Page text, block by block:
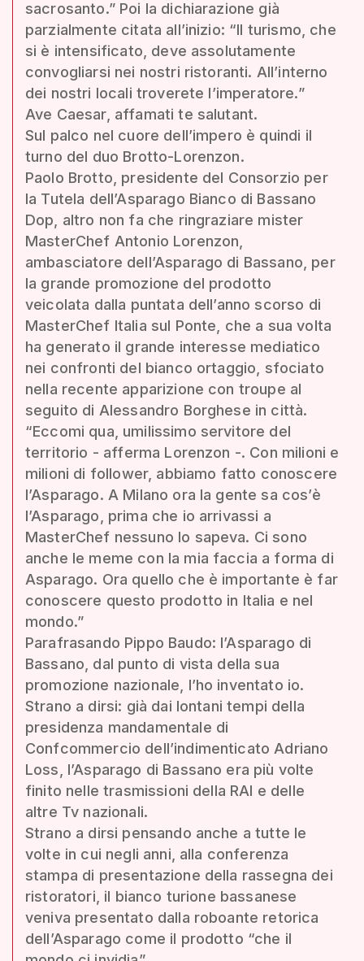
sacrosanto.” Poi la dichiarazione già
parzialmente citata all’inizio: “Il turismo, che
si è intensificato, deve assolutamente
convogliarsi nei nostri ristoranti. All’interno
dei nostri locali troverete l’imperatore.”
Ave Caesar, affamati te salutant.
Sul palco nel cuore dell’impero è quindi il
turno del duo Brotto-Lorenzon.
Paolo Brotto, presidente del Consorzio per
la Tutela dell’Asparago Bianco di Bassano
Dop, altro non fa che ringraziare mister
MasterChef Antonio Lorenzon,
ambasciatore dell’Asparago di Bassano, per
la grande promozione del prodotto
veicolata dalla puntata dell’anno scorso di
MasterChef Italia sul Ponte, che a sua volta
ha generato il grande interesse mediatico
nei confronti del bianco ortaggio, sfociato
nella recente apparizione con troupe al
seguito di Alessandro Borghese in città.
“Eccomi qua, umilissimo servitore del
territorio - afferma Lorenzon -. Con milioni e
milioni di follower, abbiamo fatto conoscere
l’Asparago. A Milano ora la gente sa cos’è
l’Asparago, prima che io arrivassi a
MasterChef nessuno lo sapeva. Ci sono
anche le meme con la mia faccia a forma di
Asparago. Ora quello che è importante è far
conoscere questo prodotto in Italia e nel
mondo.”
Parafrasando Pippo Baudo: l’Asparago di
Bassano, dal punto di vista della sua
promozione nazionale, l’ho inventato io.
Strano a dirsi: già dai lontani tempi della
presidenza mandamentale di
Confcommercio dell’indimenticato Adriano
Loss, l’Asparago di Bassano era più volte
finito nelle trasmissioni della RAI e delle
altre Tv nazionali.
Strano a dirsi pensando anche a tutte le
volte in cui negli anni, alla conferenza
stampa di presentazione della rassegna dei
ristoratori, il bianco turione bassanese
veniva presentato dalla roboante retorica
dell’Asparago come il prodotto “che il